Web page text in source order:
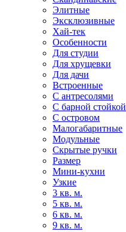
Элитные
Эксклюзивные
Хай-тек
Особенности
Для студии
Для хрущевки
Для дачи
Встроенные
С антресолями
С барной стойкой
С островом
Малогабаритные
Модульные
Скрытые ручки
Размер
Мини-кухни
Узкие
3 кв. м.
5 кв. м.
6 кв. м.
9 кв. м.